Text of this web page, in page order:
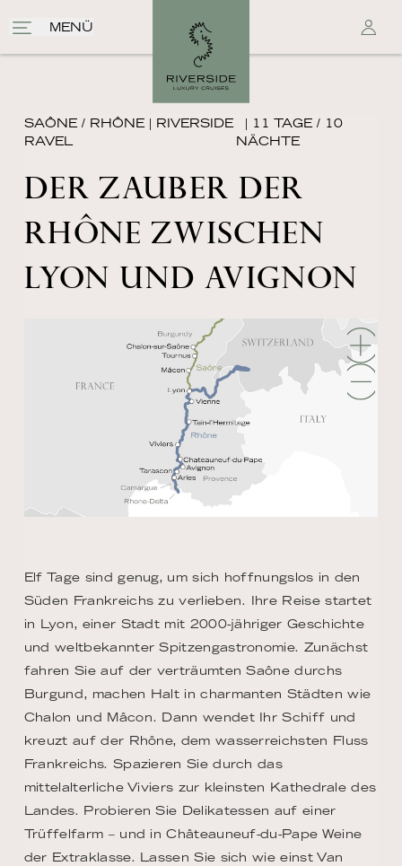
MENÜ
SAÔNE / RHÔNE | RIVERSIDE
RAVEL
| 11 TAGE / 10
NÄCHTE
DER ZAUBER DER
RHÔNE ZWISCHEN
LYON UND AVIGNON
Elf Tage sind genug, um sich hoffnungslos in den
Süden Frankreichs zu verlieben. Ihre Reise startet
in Lyon, einer Stadt mit 2000-jähriger Geschichte
und weltbekannter Spitzengastronomie. Zunächst
fahren Sie auf der verträumten Saône durchs
Burgund, machen Halt in charmanten Städten wie
Chalon und Mâcon. Dann wendet Ihr Schiff und
kreuzt auf der Rhône, dem wasserreichsten Fluss
Frankreichs. Spazieren Sie durch das
mittelalterliche Viviers zur kleinsten Kathedrale des
Landes. Probieren Sie Delikatessen auf einer
Trüffelfarm – und in Châteauneuf-du-Pape Weine
der Extraklasse. Lassen Sie sich wie einst Van